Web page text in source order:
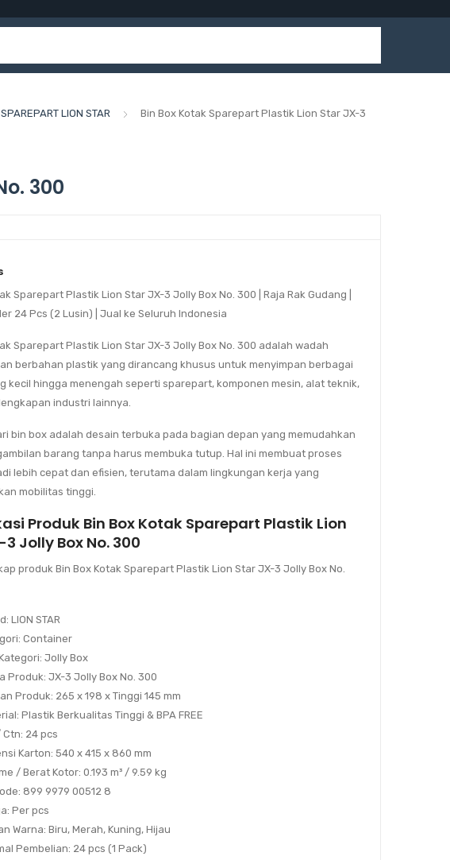
LION STAR
Bin Box Kotak Sparepart Plastik Lion Star JX-3
300
Sparepart Plastik Lion Star JX-3 Jolly Box No. 300 | Raja Rak Gudang |
24 Pcs (2 Lusin) | Jual ke Seluruh Indonesia
Sparepart Plastik Lion Star JX-3 Jolly Box No. 300 adalah wadah
berbahan plastik yang dirancang khusus untuk menyimpan berbagai
kecil hingga menengah seperti sparepart, komponen mesin, alat teknik,
industri lainnya.
bin box adalah desain terbuka pada bagian depan yang memudahkan
barang tanpa harus membuka tutup. Hal ini membuat proses
lebih cepat dan efisien, terutama dalam lingkungan kerja yang
mobilitas tinggi.
Produk Bin Box Kotak Sparepart Plastik Lion
Jolly Box No. 300
produkBin Box Kotak Sparepart Plastik Lion Star JX-3 Jolly Box No.
: LION STAR
: Container
: Jolly Box
Produk: JX-3 Jolly Box No. 300
Produk: 265 x 198 x Tinggi 145 mm
: Plastik Berkualitas Tinggi & BPA FREE
Ctn: 24 pcs
Karton: 540 x 415 x 860 mm
/ Berat Kotor: 0.193 m³ / 9.59 kg
: 899 9979 00512 8
: Per pcs
Warna: Biru, Merah, Kuning, Hijau
Pembelian: 24 pcs (1 Pack)